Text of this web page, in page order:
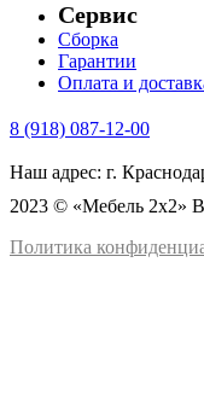
Сервис
Сборка
Гарантии
Оплата и
8 (918) 087-12-00
Наш адрес: г.
2023 © «Мебель 2x2»
Политика